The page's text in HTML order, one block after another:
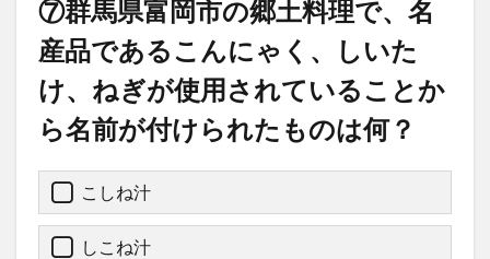
⑦群馬県富岡市の郷土料理で、名
産品であるこんにゃく、しいた
け、ねぎが使用されていることか
ら名前が付けられたものは何？
こしね汁
しこね汁